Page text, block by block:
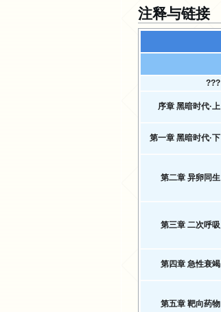
注释与链接
???
序章 黑暗时代·上
第一章 黑暗时代·下
第二章 异卵同生
第三章 二次呼吸
第四章 急性衰竭
第五章 靶向药物